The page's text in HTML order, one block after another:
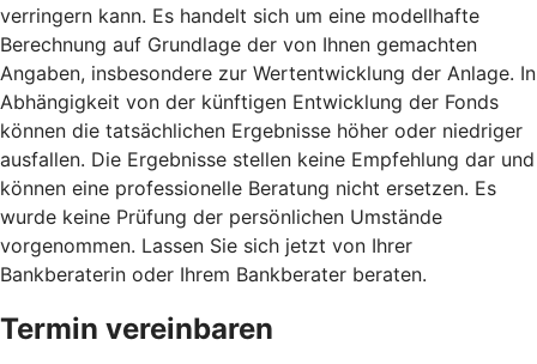
verringern kann. Es handelt sich um eine modellhafte
Berechnung auf Grundlage der von Ihnen gemachten
Angaben, insbesondere zur Wertentwicklung der Anlage. In
Abhängigkeit von der künftigen Entwicklung der Fonds
können die tatsächlichen Ergebnisse höher oder niedriger
ausfallen. Die Ergebnisse stellen keine Empfehlung dar und
können eine professionelle Beratung nicht ersetzen. Es
wurde keine Prüfung der persönlichen Umstände
vorgenommen. Lassen Sie sich jetzt von Ihrer
Bankberaterin oder Ihrem Bankberater beraten.
Termin vereinbaren